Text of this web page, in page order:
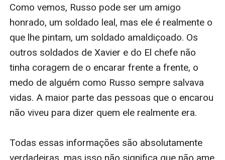
Como vemos, Russo pode ser um amigo
honrado, um soldado leal, mas ele é realmente o
que lhe pintam, um soldado amaldiçoado. Os
outros soldados de Xavier e do El chefe não
tinha coragem de o encarar frente a frente, o
medo de alguém como Russo sempre salvava
vidas. A maior parte das pessoas que o encarou
não viveu para dizer quem ele realmente era.
Todas essas informações são absolutamente